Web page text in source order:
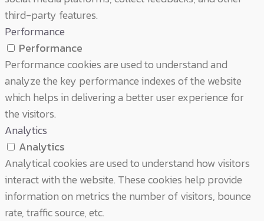
third-party features.
Performance
Performance
Performance cookies are used to understand and
analyze the key performance indexes of the website
which helps in delivering a better user experience for
the visitors.
Analytics
Analytics
Analytical cookies are used to understand how visitors
interact with the website. These cookies help provide
information on metrics the number of visitors, bounce
rate, traffic source, etc.